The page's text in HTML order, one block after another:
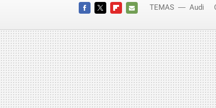
MAIL
TEMAS Audi